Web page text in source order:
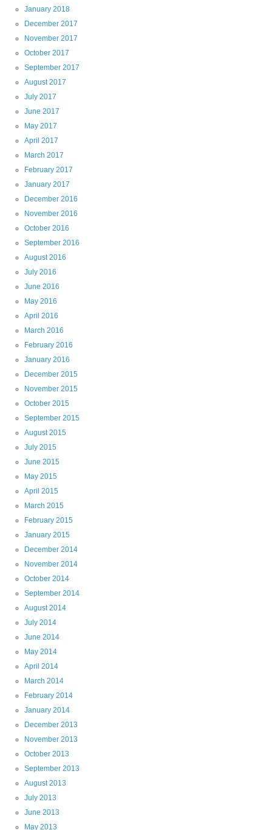
January 2018
December 2017
November 2017
October 2017
September 2017
August 2017
July 2017
June 2017
May 2017
April 2017
March 2017
February 2017
January 2017
December 2016
November 2016
October 2016
September 2016
August 2016
July 2016
June 2016
May 2016
April 2016
March 2016
February 2016
January 2016
December 2015
November 2015
October 2015
September 2015
August 2015
July 2015
June 2015
May 2015
April 2015
March 2015
February 2015
January 2015
December 2014
November 2014
October 2014
September 2014
August 2014
July 2014
June 2014
May 2014
April 2014
March 2014
February 2014
January 2014
December 2013
November 2013
October 2013
September 2013
August 2013
July 2013
June 2013
May 2013